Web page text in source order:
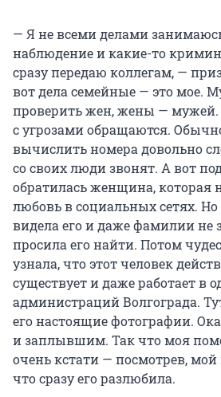
— Я не всеми делами
наблюдение и какие-то
сразу передаю коллегам, —
вот дела семейные — это мое.
проверить жен, жены — мужей.
с угрозами обращаются.
вычислить номера довольно
со своих люди звонят. А вот
обратилась женщина, которая
любовь в социальных сетях. Но
видела его и даже фамилии не
просила его найти. Потом
узнала, что этот человек
существует и даже работает в
администраций Волгограда.
его настоящие фотографии.
и заплывшим. Так что моя
очень кстати — посмотрев,
что сразу его разлюбила.